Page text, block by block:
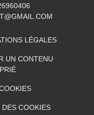
LÉGALES
UN CONTENU
COOKIES